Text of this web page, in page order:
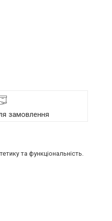
замовлення
та функціональність.